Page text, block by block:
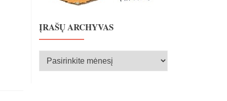
ĮRAŠŲ ARCHYVAS
Įrašų